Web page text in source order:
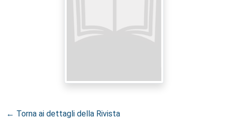
← Torna ai dettagli della Rivista